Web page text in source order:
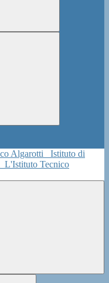
Istituto di
L'Istituto Tecnico